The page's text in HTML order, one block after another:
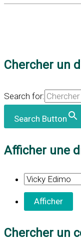
Chercher un
Search for:
Search Button
Afficher une
Chercher un